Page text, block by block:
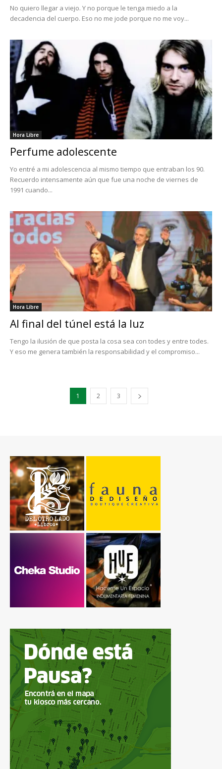
No quiero llegar a viejo. Y no porque le tenga miedo a la
decadencia del cuerpo. Eso no me jode porque no me voy...
Hora Libre
Perfume adolescente
Yo entré a mi adolescencia al mismo tiempo que entraban los 90.
Recuerdo intensamente aún que fue una noche de viernes de
1991 cuando...
Hora Libre
Al final del túnel está la luz
Tengo la ilusión de que posta la cosa sea con todes y entre todes.
Y eso me genera también la responsabilidad y el compromiso...
1 2 3